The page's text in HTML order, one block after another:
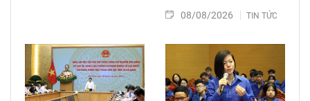
08/08/2026 TIN TỨC